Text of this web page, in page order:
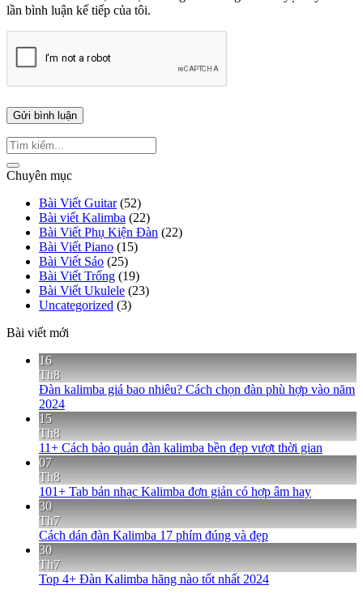
lần bình luận kế tiếp của tôi.
Chuyên mục
Bài Viết Guitar(52)
Bài viết Kalimba (22)
Bài Viết Phụ Kiện Đàn (22)
Bài Viết Piano (15)
Bài Viết Sáo (25)
Bài Viết Trống (19)
Bài Viết Ukulele (23)
Uncategorized (3)
Bài viết mới
16
Th8
Đàn kalimba giá bao nhiêu? Cách chọn đàn phù hợp vào năm
2024
15
Th8
11+ Cách bảo quản đàn kalimba bền đẹp vượt thời gian
07
Th8
101+ Tab bản nhạc Kalimba đơn giản có hợp âm hay
30
Th7
Cách dán đàn Kalimba 17 phím đúng và đẹp
30
Th7
Top 4+ Đàn Kalimba hãng nào tốt nhất 2024